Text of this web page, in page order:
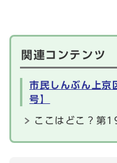
関連コンテンツ
市民しんぶん上
号】
ここはどこ？第